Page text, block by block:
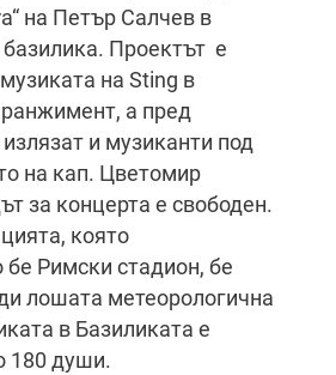
на Петър Салчев в
базилика. Проектът е
на Sting в
а пред
и музиканти под
на кап. Цветомир
за концерта е свободен.
която
бе Римски стадион, бе
лошата метеорологична
в Базиликата е
180 души.